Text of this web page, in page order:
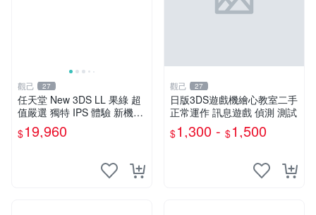
觀己 27
任天堂 New 3DS LL 果綠 超
值嚴選 獨特 IPS 體驗 新機外
觀品相 7538大三箱 黃屏預警
全功能支援 實用按鍵搖桿 十
$19,960
觀己 27
日版3DS遊戲機繪心教室二手
正常運作 訊息遊戲 偵測 測試
$1,300 - $1,500